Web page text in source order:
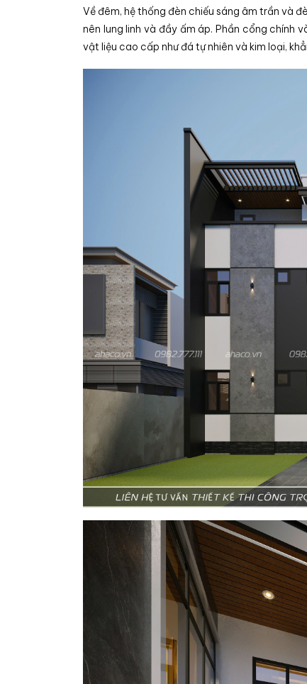
Về đêm, hệ thống đèn chiếu sáng âm trần và
nên lung linh và đầy ấm áp. Phần cổng chính
vật liệu cao cấp như đá tự nhiên và kim loại,